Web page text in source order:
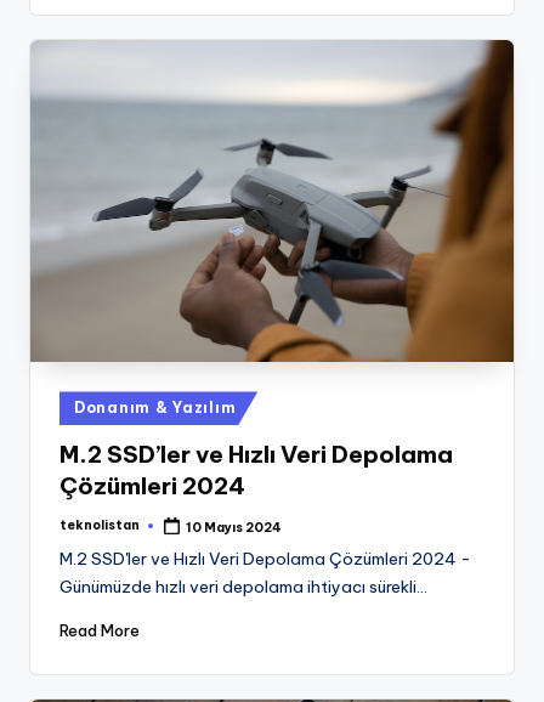
Posted
in
Donanım & Yazılım
M.2 SSD’ler ve Hızlı Veri Depolama
Çözümleri 2024
Posted
teknolistan 10 Mayıs 2024
M.2 SSD'ler ve Hızlı Veri Depolama Çözümleri 2024 -
Günümüzde hızlı veri depolama ihtiyacı sürekli…
Read More